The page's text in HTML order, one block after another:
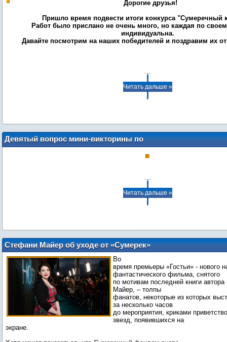
Дорогие друзья!
Пришло время подвести итоги конкурса "Сумеречный
Работ было прислано не очень много, но каждая по
индивидуальна.
Давайте посмотрим на наших победителей и поздравим их от
...
Читать дальше »
Девятый вопрос мини-викторины по
книге "Гостья"
...
Читать дальше »
Стефани Майер об уходе от «Сумерек»
Во
время премьеры «Гостьи» - нового
фантастического фильма, снятого
по мотивам последней книги
Майер, – толпы
фанатов, некоторые из которых
за несколько часов
до мероприятия, криками
звезд, появившихся на
экране.